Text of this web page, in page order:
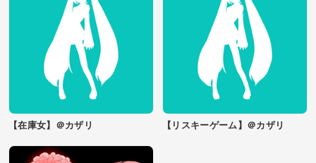
【在庫女】＠カザリ 【リスキーゲーム】＠カザリ